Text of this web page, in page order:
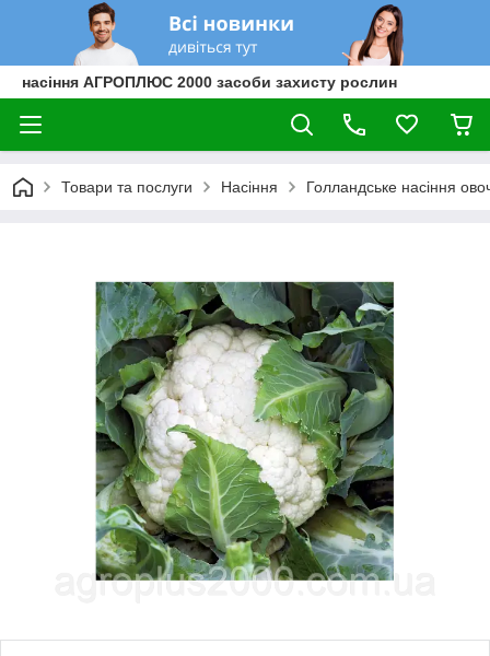
насіння АГРОПЛЮС 2000 засоби захисту рослин
Товари та послуги Насіння Голландське насіння